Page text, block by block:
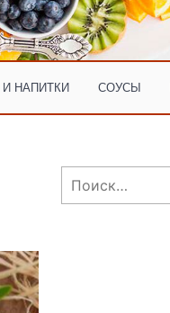
НАПИТКИ СОУСЫ
Найти: